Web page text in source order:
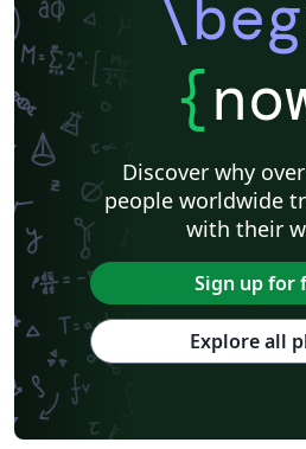
{
Discover why
people worldwide
with their
Sign up for
Explore all